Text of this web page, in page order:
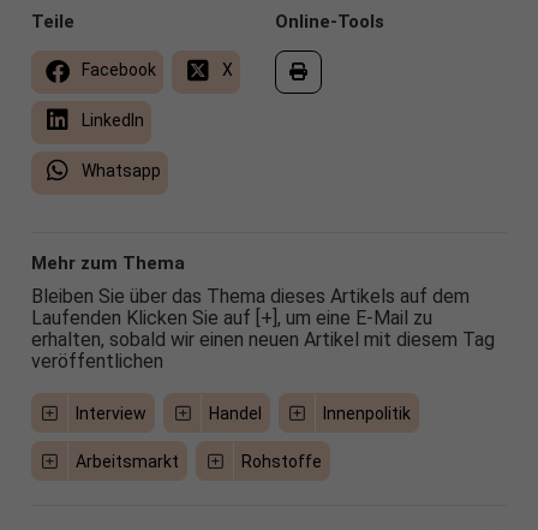
Online-Tools
Teile
Facebook X
LinkedIn
Whatsapp
Mehr zum Thema
Bleiben Sie über das Thema dieses Artikels auf dem
Laufenden Klicken Sie auf [+], um eine E-Mail zu
erhalten, sobald wir einen neuen Artikel mit diesem Tag
veröffentlichen
Interview Handel Innenpolitik
Arbeitsmarkt Rohstoffe